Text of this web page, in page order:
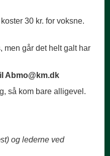
30 kr. for voksne.
men går det helt galt har
Abmo@km.dk
så kom bare alligevel.
og lederne ved